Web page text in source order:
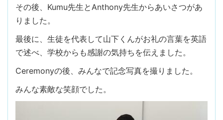
その後、Kumu先生とAnthony先生からあいさつがあ
りました。
最後に、生徒を代表して山下くんがお礼の言葉を英語
で述べ、学校からも感謝の気持ちを伝えました。
Ceremonyの後、みんなで記念写真を撮りました。
みんな素敵な笑顔でした。